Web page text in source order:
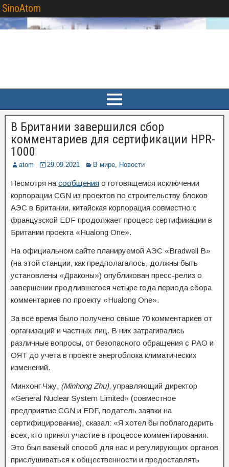
SinoAtom
В Британии завершился сбор
комментариев для сертификации HPR-
1000
atom 29.09.2021 В мире, Новости
Несмотря на сообщения о готовящемся исключении
корпорации CGN из проектов по строительству блоков
АЭС в Британии, китайская корпорация совместно с
французской EDF продолжает процесс сертификации в
Британии проекта «Hualong One».
На официальном сайте планируемой АЭС «Bradwell B»
(на этой станции, как предполагалось, должны быть
установлены «Драконы») опубликован пресс-релиз о
завершении продлившегося четыре года периода сбора
комментариев по проекту «Hualong One».
За всё время было получено свыше 70 комментариев от
организаций и частных лиц. В них затрагивались
различные вопросы, от безопасного обращения с РАО и
ОЯТ до учёта в проекте энергоблока климатических
изменений.
Минхонг Чжу, (Minhong Zhu), управляющий директор
«General Nuclear System Limited» (совместное
предприятие CGN и EDF, податель заявки на
сертифицирование), сказал: «Я хотел бы поблагодарить
всех, кто принял участие в процессе комментирования.
Это был важный способ для нас и регулирующих органов
прислушиваться к общественности и предоставлять